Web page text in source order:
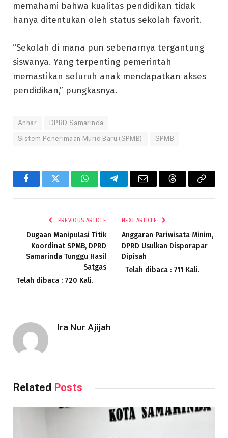
memahami bahwa kualitas pendidikan tidak
hanya ditentukan oleh status sekolah favorit.
“Sekolah di mana pun sebenarnya tergantung
siswanya. Yang terpenting pemerintah
memastikan seluruh anak mendapatkan akses
pendidikan,” pungkasnya.
Anhar DPRD Samarinda
Sistem Penerimaan Murid Baru (SPMB) SPMB
FacebookTwitter WhatsAppTelegramEmail ThreadsCopy
PREVIOUS ARTICLE
Dugaan Manipulasi Titik
Koordinat SPMB, DPRD
Samarinda Tunggu Hasil
Satgas
Telah dibaca : 720 Kali.
NEXT ARTICLE
Anggaran Pariwisata Minim,
DPRD Usulkan Disporapar
Dipisah
Telah dibaca : 711 Kali.
Ira Nur Ajijah
Related Posts